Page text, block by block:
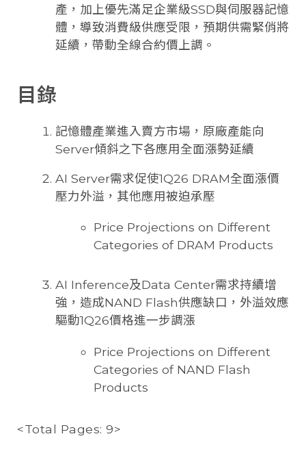
產，加上優先滿足企業級SSD與伺服器記憶
體，導致消費級供應受限，預期供需緊俏將
延續，帶動全線合約價上調。
目錄
記憶體產業進入賣方市場，原廠產能向
Server傾斜之下各應用全面漲勢延續
AI Server需求促使1Q26 DRAM全面漲價
壓力外溢，其他應用被迫承壓
Price Projections on Different
Categories of DRAM Products
AI Inference及Data Center需求持續增
強，造成NAND Flash供應缺口，外溢效應
驅動1Q26價格進一步調漲
Price Projections on Different
Categories of NAND Flash
Products
<Total Pages: 9>